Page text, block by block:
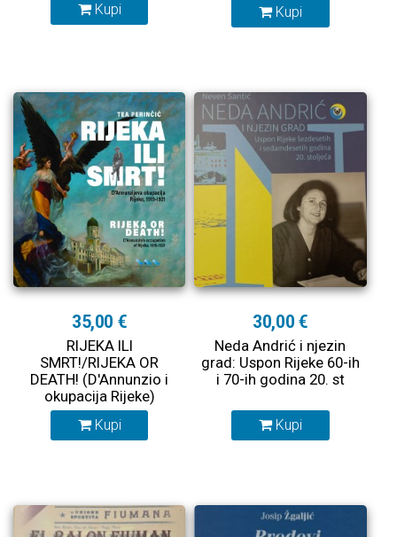
Kupi Kupi
35,00 €
RIJEKA ILI
SMRT!/RIJEKA OR
DEATH! (D'Annunzio i
okupacija Rijeke)
Kupi
30,00 €
Neda Andrić i njezin
grad: Uspon Rijeke 60-ih
i 70-ih godina 20. st
Kupi